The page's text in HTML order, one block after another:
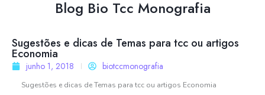
Blog Bio Tcc Monografia
Sugestões e dicas de Temas para tcc ou artigos
Economia
junho 1, 2018 biotccmonografia
Sugestões e dicas de Temas para tcc ou artigos Economia